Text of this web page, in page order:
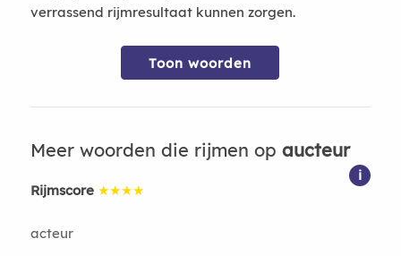
verrassend rijmresultaat kunnen zorgen.
Toon woorden
Meer woorden die rijmen op aucteur
i
Rijmscore ★★★★
acteur